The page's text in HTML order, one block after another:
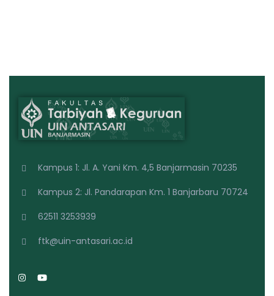
Kampus 1: Jl. A. Yani Km. 4,5 Banjarmasin 70235
Kampus 2: Jl. Pandarapan Km. 1 Banjarbaru 70724
62511 3253939
ftk@uin-antasari.ac.id